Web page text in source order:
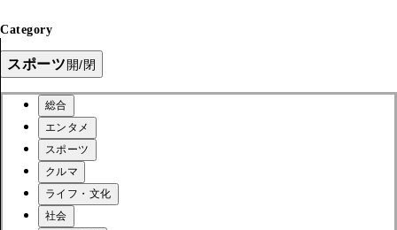
Category
スポーツ開/閉
総合
エンタメ
スポーツ
クルマ
ライフ・文化
社会